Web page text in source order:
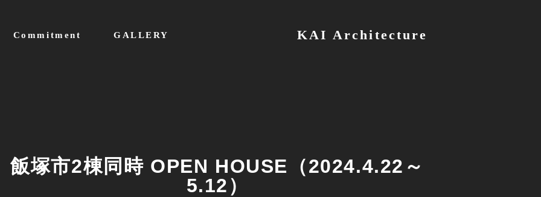
Commitment GALLERY KAI Architecture
飯塚市2棟同時 OPEN HOUSE（2024.4.22～
5.12）